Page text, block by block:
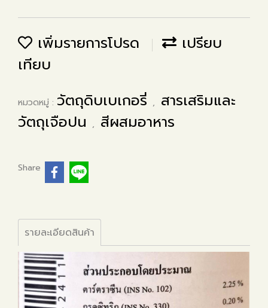
เพิ่มรายการโปรด
เปรียบ
เทียบ
หมวดหมู่ : วัตถุดิบเบเกอรี่ , สารเสริมและ
วัตถุเจือปน , สีผสมอาหาร
Share
รายละเอียดสินค้า